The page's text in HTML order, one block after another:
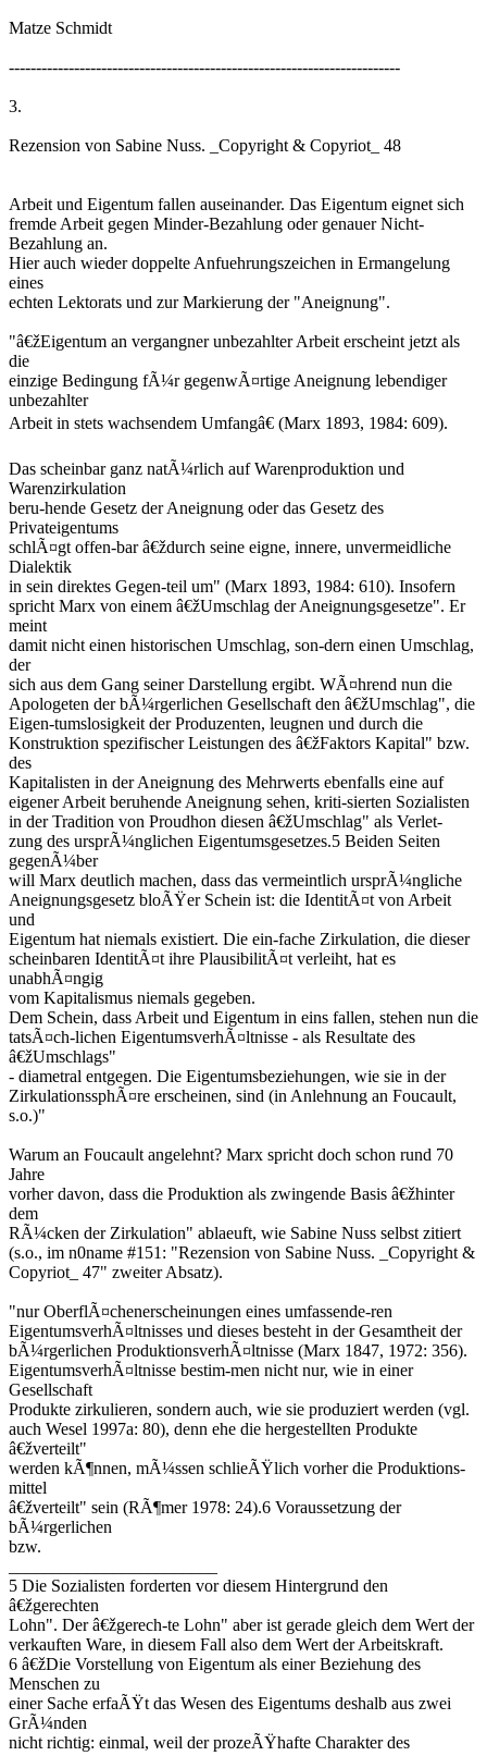
Matze Schmidt
------------------------------------------------------------------------
3.
Rezension von Sabine Nuss. _Copyright & Copyriot_ 48
Arbeit und Eigentum fallen auseinander. Das Eigentum eignet sich
fremde Arbeit gegen Minder-Bezahlung oder genauer Nicht-
Bezahlung an.
Hier auch wieder doppelte Anfuehrungszeichen in Ermangelung
eines
echten Lektorats und zur Markierung der "Aneignung".
"â€žEigentum an vergangner unbezahlter Arbeit erscheint jetzt als
die
einzige Bedingung fÃ¼r gegenwÃ¤rtige Aneignung lebendiger
unbezahlter
Arbeit in stets wachsendem Umfangâ€ (Marx 1893, 1984: 609).
Das scheinbar ganz natÃ¼rlich auf Warenproduktion und
Warenzirkulation
beru-hende Gesetz der Aneignung oder das Gesetz des
Privateigentums
schlÃ¤gt offen-bar â€ždurch seine eigne, innere, unvermeidliche
Dialektik
in sein direktes Gegen-teil um" (Marx 1893, 1984: 610). Insofern
spricht Marx von einem â€žUmschlag der Aneignungsgesetze". Er
meint
damit nicht einen historischen Umschlag, son-dern einen Umschlag,
der
sich aus dem Gang seiner Darstellung ergibt. WÃ¤hrend nun die
Apologeten der bÃ¼rgerlichen Gesellschaft den â€žUmschlag", die
Eigen-tumslosigkeit der Produzenten, leugnen und durch die
Konstruktion spezifischer Leistungen des â€žFaktors Kapital" bzw.
des
Kapitalisten in der Aneignung des Mehrwerts ebenfalls eine auf
eigener Arbeit beruhende Aneignung sehen, kriti-sierten Sozialisten
in der Tradition von Proudhon diesen â€žUmschlag" als Verlet-
zung des ursprÃ¼nglichen Eigentumsgesetzes.5 Beiden Seiten
gegenÃ¼ber
will Marx deutlich machen, dass das vermeintlich ursprÃ¼ngliche
Aneignungsgesetz bloÃŸer Schein ist: die IdentitÃ¤t von Arbeit
und
Eigentum hat niemals existiert. Die ein-fache Zirkulation, die dieser
scheinbaren IdentitÃ¤t ihre PlausibilitÃ¤t verleiht, hat es
unabhÃ¤ngig
vom Kapitalismus niemals gegeben.
Dem Schein, dass Arbeit und Eigentum in eins fallen, stehen nun die
tatsÃ¤ch-lichen EigentumsverhÃ¤ltnisse - als Resultate des
â€žUmschlags"
- diametral entgegen. Die Eigentumsbeziehungen, wie sie in der
ZirkulationssphÃ¤re erscheinen, sind (in Anlehnung an Foucault,
s.o.)"
Warum an Foucault angelehnt? Marx spricht doch schon rund 70
Jahre
vorher davon, dass die Produktion als zwingende Basis â€žhinter
dem
RÃ¼cken der Zirkulation" ablaeuft, wie Sabine Nuss selbst zitiert
(s.o., im n0name #151: "Rezension von Sabine Nuss. _Copyright &
Copyriot_ 47" zweiter Absatz).
"nur OberflÃ¤chenerscheinungen eines umfassende-ren
EigentumsverhÃ¤ltnisses und dieses besteht in der Gesamtheit der
bÃ¼rgerlichen ProduktionsverhÃ¤ltnisse (Marx 1847, 1972: 356).
EigentumsverhÃ¤ltnisse bestim-men nicht nur, wie in einer
Gesellschaft
Produkte zirkulieren, sondern auch, wie sie produziert werden (vgl.
auch Wesel 1997a: 80), denn ehe die hergestellten Produkte
â€žverteilt"
werden kÃ¶nnen, mÃ¼ssen schlieÃŸlich vorher die Produktions-
mittel
â€žverteilt" sein (RÃ¶mer 1978: 24).6 Voraussetzung der
bÃ¼rgerlichen
bzw.
5 Die Sozialisten forderten vor diesem Hintergrund den
â€žgerechten
Lohn". Der â€žgerech-te Lohn" aber ist gerade gleich dem Wert der
verkauften Ware, in diesem Fall also dem Wert der Arbeitskraft.
6 â€žDie Vorstellung von Eigentum als einer Beziehung des
Menschen zu
einer Sache erfaÃŸt das Wesen des Eigentums deshalb aus zwei
GrÃ¼nden
nicht richtig: einmal, weil der prozeÃŸhafte Charakter des